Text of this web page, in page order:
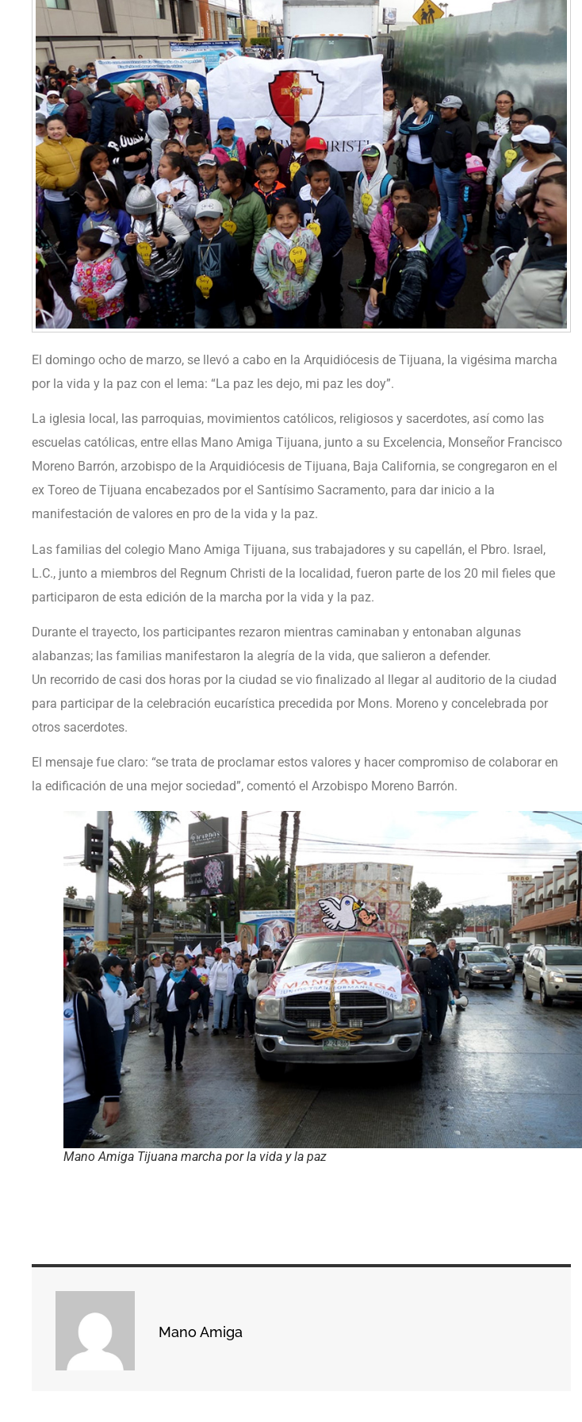
El domingo ocho de marzo, se llevó a cabo en la Arquidiócesis de Tijuana, la vigésima marcha
por la vida y la paz con el lema: “La paz les dejo, mi paz les doy”.
La iglesia local, las parroquias, movimientos católicos, religiosos y sacerdotes, así como las
escuelas católicas, entre ellas Mano Amiga Tijuana, junto a su Excelencia, Monseñor Francisco
Moreno Barrón, arzobispo de la Arquidiócesis de Tijuana, Baja California, se congregaron en el
ex Toreo de Tijuana encabezados por el Santísimo Sacramento, para dar inicio a la
manifestación de valores en pro de la vida y la paz.
Las familias del colegio Mano Amiga Tijuana, sus trabajadores y su capellán, el Pbro. Israel,
L.C., junto a miembros del Regnum Christi de la localidad, fueron parte de los 20 mil fieles que
participaron de esta edición de la marcha por la vida y la paz.
Durante el trayecto, los participantes rezaron mientras caminaban y entonaban algunas
alabanzas; las familias manifestaron la alegría de la vida, que salieron a defender.
Un recorrido de casi dos horas por la ciudad se vio finalizado al llegar al auditorio de la ciudad
para participar de la celebración eucarística precedida por Mons. Moreno y concelebrada por
otros sacerdotes.
El mensaje fue claro: “se trata de proclamar estos valores y hacer compromiso de colaborar en
la edificación de una mejor sociedad”, comentó el Arzobispo Moreno Barrón.
Mano Amiga Tijuana marcha por la vida y la paz
Mano Amiga